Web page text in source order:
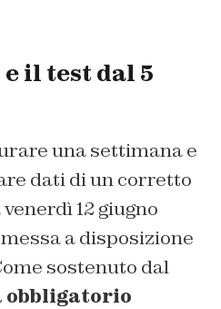
il test dal 5
una settimana e
dati di un corretto
12 giugno
a disposizione
sostenuto dal
obbligatorio